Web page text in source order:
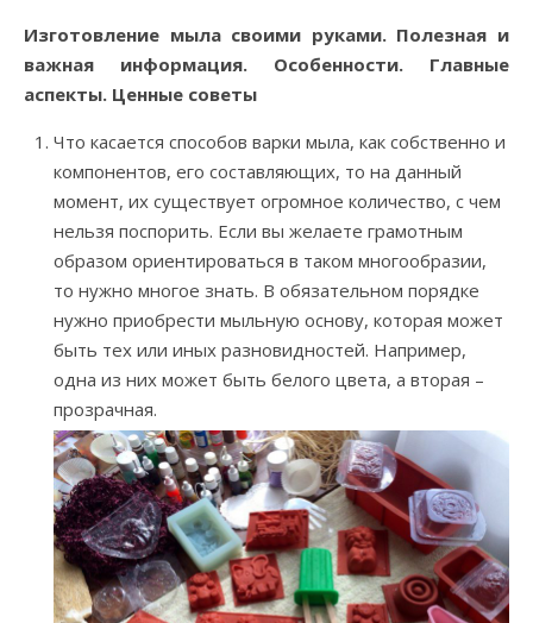
Изготовление мыла своими руками. Полезная и
важная информация. Особенности. Главные
аспекты. Ценные советы
Что касается способов варки мыла, как собственно и
компонентов, его составляющих, то на данный
момент, их существует огромное количество, с чем
нельзя поспорить. Если вы желаете грамотным
образом ориентироваться в таком многообразии,
то нужно многое знать. В обязательном порядке
нужно приобрести мыльную основу, которая может
быть тех или иных разновидностей. Например,
одна из них может быть белого цвета, а вторая –
прозрачная.